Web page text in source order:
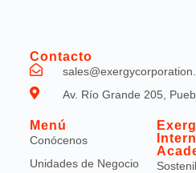
Contacto
Av. Río Grande 205,
Menú
Conócenos
Unidades de Negocio